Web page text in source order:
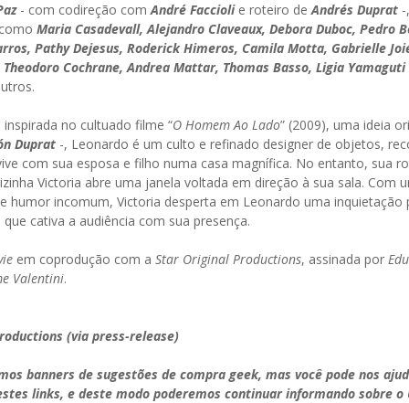
- com codireção comAndré Facciolie roteiro deAndrés Duprat
Maria Casadevall, Alejandro Claveaux, Debora Duboc, Pedro
Pathy Dejesus, Roderick Himeros, Camila Motta, Gabrielle
Cochrane, Andrea Mattar, Thomas Basso, Ligia Yamaguti
no cultuado filme “O Homem Ao Lado” (2009), uma ideia
Duprat -, Leonardo é um culto e refinado designer de objetos,
com sua esposa e filho numa casa magnífica. No entanto, sua
Victoria abre uma janela voltada em direção à sua sala. Com
humor incomum, Victoria desperta em Leonardo uma inquietação
cativa a audiência com sua presença.
em coprodução com a Star Original Productions, assinada por
Valentini.
(via press-release)
banners de sugestões de compra geek, mas você pode nos
links, e deste modo poderemos continuar informando sobre o